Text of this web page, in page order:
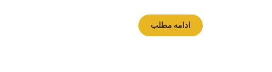
ادامه مطلب